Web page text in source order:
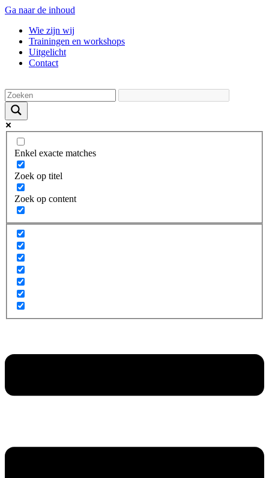
Ga naar de inhoud
Wie zijn wij
Trainingen en workshops
Uitgelicht
Contact
Enkel exacte matches
Zoek op titel
Zoek op content